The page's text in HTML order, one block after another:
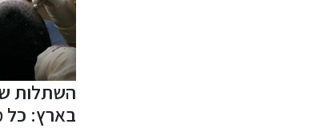
השתלות שיער
בארץ: כל מה